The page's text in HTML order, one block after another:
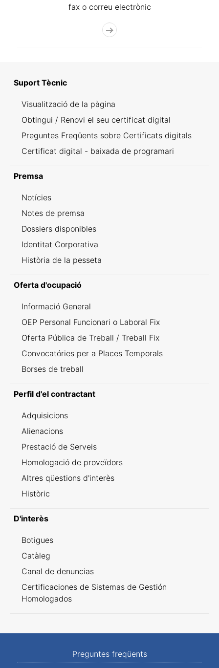
fax o correu electrònic
Suport Tècnic
Visualització de la pàgina
Obtingui / Renovi el seu certificat digital
Preguntes Freqüents sobre Certificats digitals
Certificat digital - baixada de programari
Premsa
Notícies
Notes de premsa
Dossiers disponibles
Identitat Corporativa
Història de la pesseta
Oferta d'ocupació
Informació General
OEP Personal Funcionari o Laboral Fix
Oferta Pública de Treball / Treball Fix
Convocatóries per a Places Temporals
Borses de treball
Perfil d'el contractant
Adquisicions
Alienacions
Prestació de Serveis
Homologació de proveïdors
Altres qüestions d'interès
Històric
D'interès
Botigues
Catàleg
Canal de denuncias
Certificaciones de Sistemas de Gestión
Homologados
Preguntes freqüents